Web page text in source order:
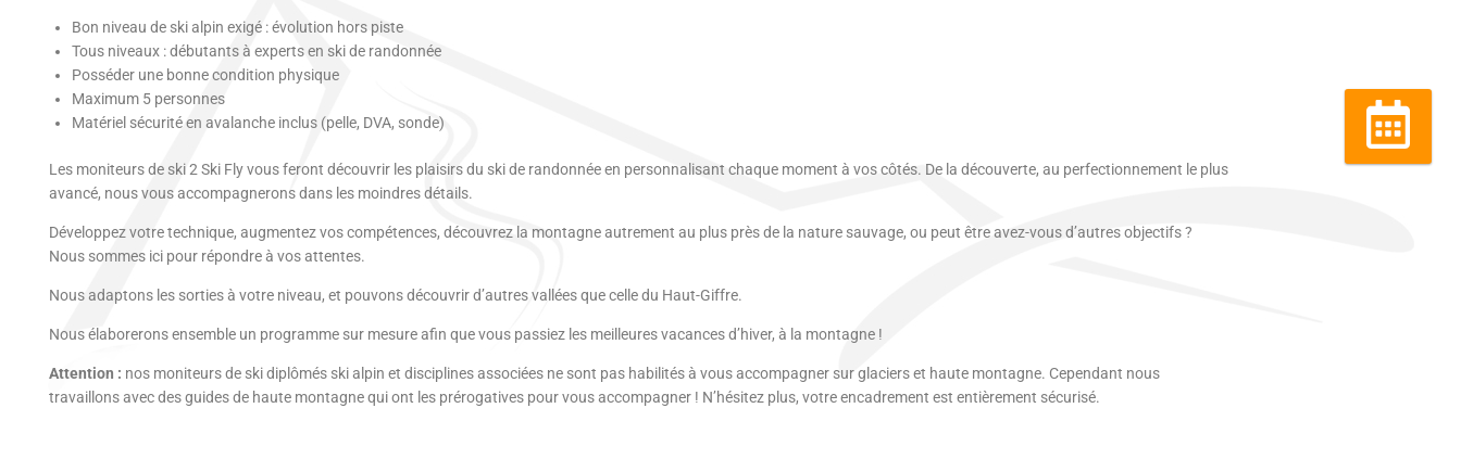
Réserver
Bon niveau de ski alpin exigé : évolution hors piste
Tous niveaux : débutants à experts en ski de randonnée
Posséder une bonne condition physique
Maximum 5 personnes
Matériel sécurité en avalanche inclus (pelle, DVA, sonde)
Les moniteurs de ski 2 Ski Fly vous feront découvrir les plaisirs du ski de randonnée en personnalisant chaque moment à vos côtés. De la découverte, au perfectionnement le plus
avancé, nous vous accompagnerons dans les moindres détails.
Développez votre technique, augmentez vos compétences, découvrez la montagne autrement au plus près de la nature sauvage, ou peut être avez-vous d’autres objectifs ?
Nous sommes ici pour répondre à vos attentes.
Nous adaptons les sorties à votre niveau, et pouvons découvrir d’autres vallées que celle du Haut-Giffre.
Nous élaborerons ensemble un programme sur mesure afin que vous passiez les meilleures vacances d’hiver, à la montagne !
Attention : nos moniteurs de ski diplômés ski alpin et disciplines associées ne sont pas habilités à vous accompagner sur glaciers et haute montagne. Cependant nous
travaillons avec des guides de haute montagne qui ont les prérogatives pour vous accompagner ! N’hésitez plus, votre encadrement est entièrement sécurisé.